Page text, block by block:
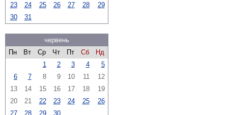
23
24 25 26 27 28
29
30
31
червень
Пн
Вт Ср Чт Пт Сб
Нд
1
2 3 4
5
6
7 8 9 10 11
12
13
14 15 16 17 18
19
20
21 22 23 24 25
26
27
28 29 30